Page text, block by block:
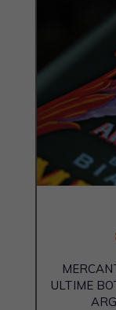
ULTIME